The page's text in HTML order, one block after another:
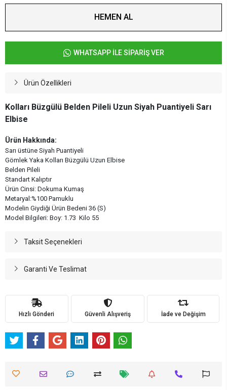
HEMEN AL
WHATSAPP İLE SİPARİŞ VER
Ürün Özellikleri
Kolları Büzgülü Belden Pileli Uzun Siyah Puantiyeli Sarı
Elbise
Ürün Hakkında:
Sarı üstüne Siyah Puantiyeli
Gömlek Yaka Kolları Büzgülü Uzun Elbise
Belden Pileli
Standart Kalıptır
Ürün Cinsi: Dokuma Kumaş
Metaryal:%100 Pamuklu
Modelin Giydiği Ürün Bedeni 36 (S)
Model Bilgileri: Boy: 1.73 Kilo 55
Taksit Seçenekleri
Garanti Ve Teslimat
Hızlı Gönderi Güvenli Alışveriş İade ve Değişim